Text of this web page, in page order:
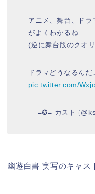
アニメ、舞台、ド
がよくわかるね..
(逆に舞台版のクオ
ドラマどうなるんだ
pic.twitter.com/
— =✪= カスト
幽遊白書 実写のキャス